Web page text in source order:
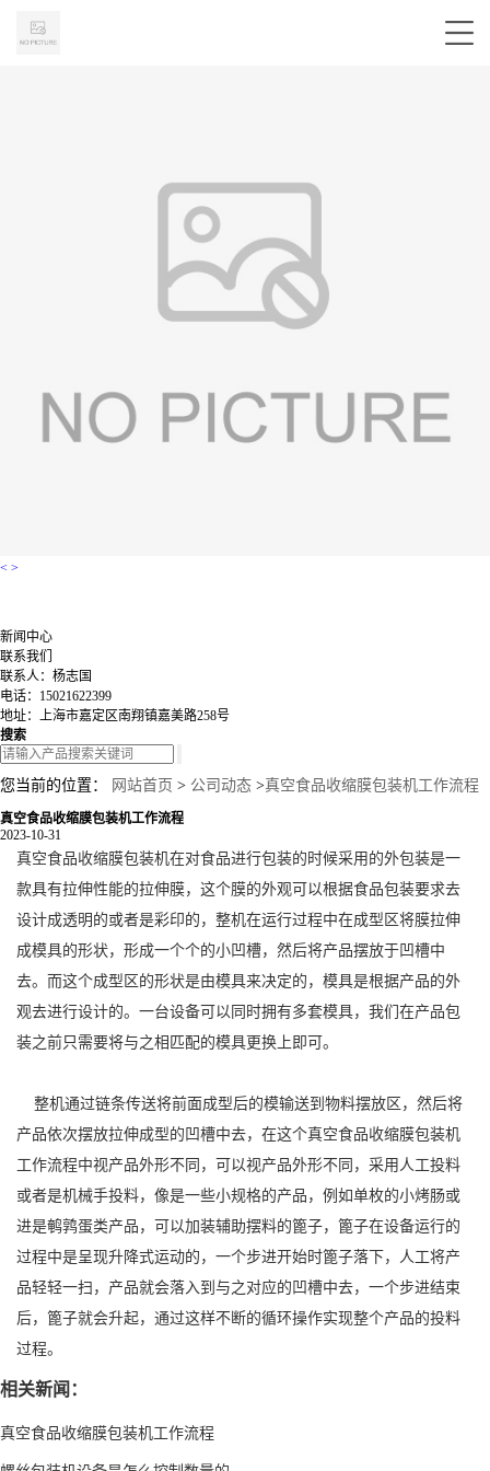
< >
新闻中心
联系我们
联系人：杨志国
电话：15021622399
地址：上海市嘉定区南翔镇嘉美路258号
搜索
您当前的位置： 网站首页 > 公司动态 >真空食品收缩膜包装机工作流程
真空食品收缩膜包装机工作流程
2023-10-31
真空食品收缩膜包装机在对食品进行包装的时候采用的外包装是一
款具有拉伸性能的拉伸膜，这个膜的外观可以根据食品包装要求去
设计成透明的或者是彩印的，整机在运行过程中在成型区将膜拉伸
成模具的形状，形成一个个的小凹槽，然后将产品摆放于凹槽中
去。而这个成型区的形状是由模具来决定的，模具是根据产品的外
观去进行设计的。一台设备可以同时拥有多套模具，我们在产品包
装之前只需要将与之相匹配的模具更换上即可。
整机通过链条传送将前面成型后的模输送到物料摆放区，然后将
产品依次摆放拉伸成型的凹槽中去，在这个真空食品收缩膜包装机
工作流程中视产品外形不同，可以视产品外形不同，采用人工投料
或者是机械手投料，像是一些小规格的产品，例如单枚的小烤肠或
进是鹌鹑蛋类产品，可以加装辅助摆料的篦子，篦子在设备运行的
过程中是呈现升降式运动的，一个步进开始时篦子落下，人工将产
品轻轻一扫，产品就会落入到与之对应的凹槽中去，一个步进结束
后，篦子就会升起，通过这样不断的循环操作实现整个产品的投料
过程。
相关新闻：
真空食品收缩膜包装机工作流程